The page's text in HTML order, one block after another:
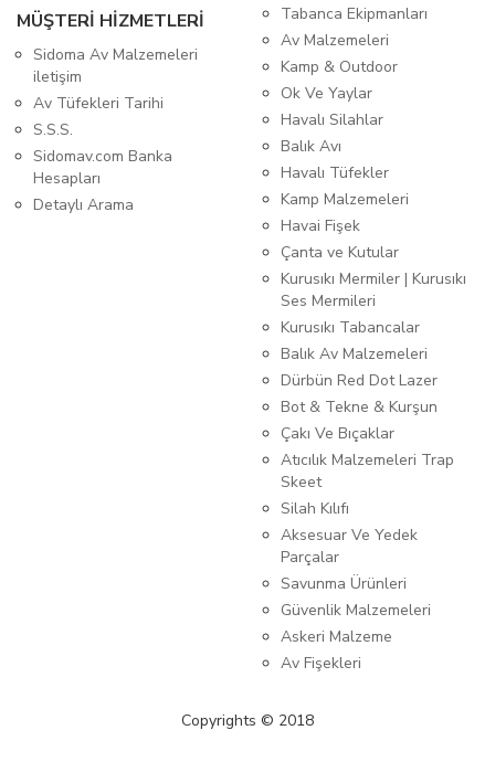
MÜŞTERİ HİZMETLERİ
Sidoma Av Malzemeleri
iletişim
Av Tüfekleri Tarihi
S.S.S.
Sidomav.com Banka
Hesapları
Detaylı Arama
Tabanca Ekipmanları
Av Malzemeleri
Kamp & Outdoor
Ok Ve Yaylar
Havalı Silahlar
Balık Avı
Havalı Tüfekler
Kamp Malzemeleri
Havai Fişek
Çanta ve Kutular
Kurusıkı Mermiler | Kurusıkı
Ses Mermileri
Kurusıkı Tabancalar
Balık Av Malzemeleri
Dürbün Red Dot Lazer
Bot & Tekne & Kurşun
Çakı Ve Bıçaklar
Atıcılık Malzemeleri Trap
Skeet
Silah Kılıfı
Aksesuar Ve Yedek
Parçalar
Savunma Ürünleri
Güvenlik Malzemeleri
Askeri Malzeme
Av Fişekleri
Copyrights © 2018